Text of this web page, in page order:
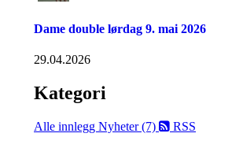
Dame double lørdag 9. mai 2026
29.04.2026
Kategori
Alle innlegg Nyheter (7) RSS